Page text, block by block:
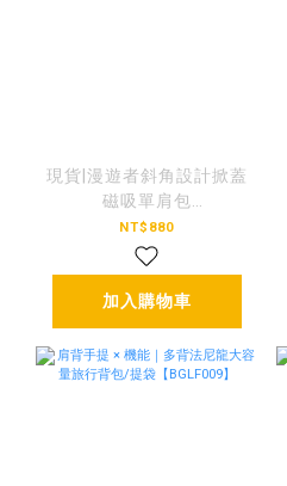
現貨|漫遊者斜角設計掀蓋
磁吸單肩包
【BGSG002】
NT$880
加入購物車